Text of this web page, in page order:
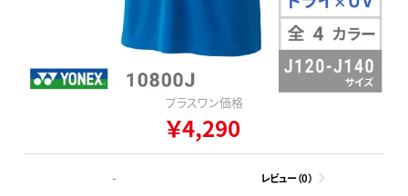
プラスワン価格
￥4,290
- レビュー（0）